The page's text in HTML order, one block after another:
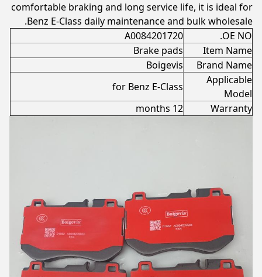
comfortable braking and long service life, it is ideal for
Benz E-Class daily maintenance and bulk wholesale.
OE NO.
A0084201720
Item Name
Brake pads
Brand Name
Boigevis
Applicable
Model
for Benz E-Class
Warranty
12 months